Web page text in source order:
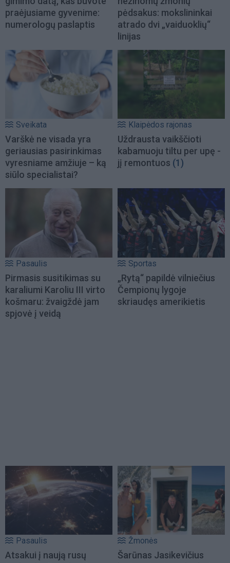
praėjusiame gyvenime:
numerologų paslaptis
pėdsakus: mokslininkai
atrado dvi „vaiduoklių“
linijas
Sveikata
Varškė ne visada yra
geriausias pasirinkimas
vyresniame amžiuje – ką
siūlo specialistai?
Klaipėdos rajonas
Uždrausta vaikščioti
kabamuoju tiltu per upę -
jį remontuos (1)
Pasaulis
Pirmasis susitikimas su
karaliumi Karoliu III virto
košmaru: žvaigždė jam
spjovė į veidą
Sportas
„Rytą“ papildė vilniečius
Čempionų lygoje
skriaudęs amerikietis
Pasaulis
Atsakui į naują rusų
Žmonės
Šarūnas Jasikevičius